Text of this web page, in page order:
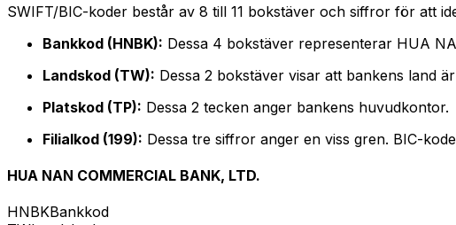
SWIFT/BIC-koder består av 8 till 11 bokstäver och siffror för att
Bankkod (HNBK): Dessa 4 bokstäver representerar HUA
Landskod (TW): Dessa 2 bokstäver visar att bankens land
Platskod (TP): Dessa 2 tecken anger bankens huvudkontor.
Filialkod (199): Dessa tre siffror anger en viss gren. BIC-
HUA NAN COMMERCIAL BANK, LTD.
HNBKBankkod